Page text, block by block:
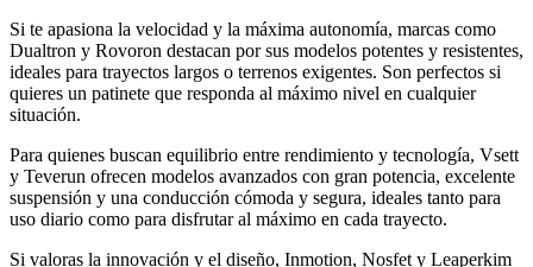
Si te apasiona la velocidad y la máxima autonomía, marcas como
Dualtron y Rovoron destacan por sus modelos potentes y resistentes,
ideales para trayectos largos o terrenos exigentes. Son perfectos si
quieres un patinete que responda al máximo nivel en cualquier
situación.
Para quienes buscan equilibrio entre rendimiento y tecnología, Vsett
y Teverun ofrecen modelos avanzados con gran potencia, excelente
suspensión y una conducción cómoda y segura, ideales tanto para
uso diario como para disfrutar al máximo en cada trayecto.
Si valoras la innovación y el diseño, Inmotion, Nosfet y Leaperkim